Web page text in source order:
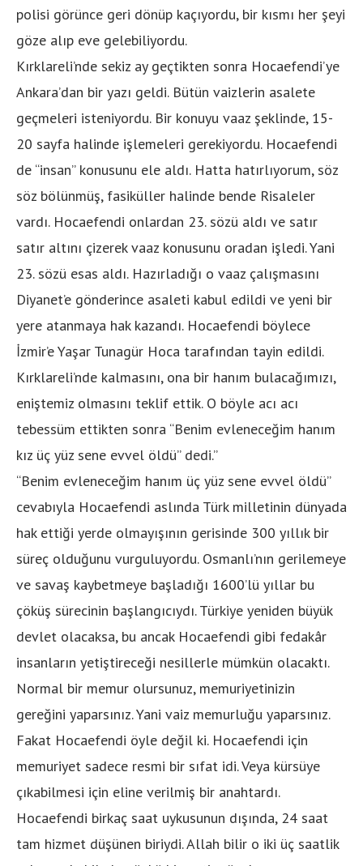
polisi görünce geri dönüp kaçıyordu, bir kısmı her şeyi
göze alıp eve gelebiliyordu.
Kırklareli’nde sekiz ay geçtikten sonra Hocaefendi’ye
Ankara’dan bir yazı geldi. Bütün vaizlerin asalete
geçmeleri isteniyordu. Bir konuyu vaaz şeklinde, 15-
20 sayfa halinde işlemeleri gerekiyordu. Hocaefendi
de “insan” konusunu ele aldı. Hatta hatırlıyorum, söz
söz bölünmüş, fasiküller halinde bende Risaleler
vardı. Hocaefendi onlardan 23. sözü aldı ve satır
satır altını çizerek vaaz konusunu oradan işledi. Yani
23. sözü esas aldı. Hazırladığı o vaaz çalışmasını
Diyanet’e gönderince asaleti kabul edildi ve yeni bir
yere atanmaya hak kazandı. Hocaefendi böylece
İzmir’e Yaşar Tunagür Hoca tarafından tayin edildi.
Kırklareli’nde kalmasını, ona bir hanım bulacağımızı,
eniştemiz olmasını teklif ettik. O böyle acı acı
tebessüm ettikten sonra “Benim evleneceğim hanım
kız üç yüz sene evvel öldü” dedi.”
“Benim evleneceğim hanım üç yüz sene evvel öldü”
cevabıyla Hocaefendi aslında Türk milletinin dünyada
hak ettiği yerde olmayışının gerisinde 300 yıllık bir
süreç olduğunu vurguluyordu. Osmanlı’nın gerilemeye
ve savaş kaybetmeye başladığı 1600’lü yıllar bu
çöküş sürecinin başlangıcıydı. Türkiye yeniden büyük
devlet olacaksa, bu ancak Hocaefendi gibi fedakâr
insanların yetiştireceği nesillerle mümkün olacaktı.
Normal bir memur olursunuz, memuriyetinizin
gereğini yaparsınız. Yani vaiz memurluğu yaparsınız.
Fakat Hocaefendi öyle değil ki. Hocaefendi için
memuriyet sadece resmi bir sıfat idi. Veya kürsüye
çıkabilmesi için eline verilmiş bir anahtardı.
Hocaefendi birkaç saat uykusunun dışında, 24 saat
tam hizmet düşünen biriydi. Allah bilir o iki üç saatlik